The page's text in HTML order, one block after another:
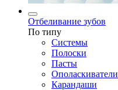
Отбеливание зубов
По типу
Системы
Полоски
Пасты
Ополаскиватели
Карандаши